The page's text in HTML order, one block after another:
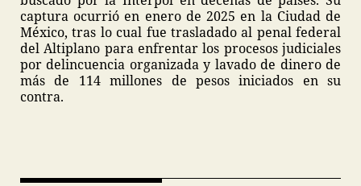
captura ocurrió en enero de 2025 en la Ciudad de
México, tras lo cual fue trasladado al penal federal
del Altiplano para enfrentar los procesos judiciales
por delincuencia organizada y lavado de dinero de
más de 114 millones de pesos iniciados en su
contra.